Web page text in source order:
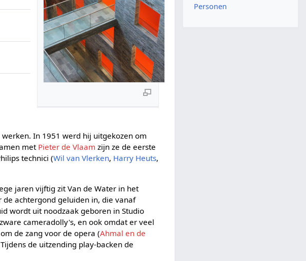
In 1951 werd hij uitgekozen om
met Pieter de Vlaam zijn ze de eerste
technici (Wil van Vlerken, Harry Heuts,
jaren vijftig zit Van de Water in het
achtergond geluiden in, die vanaf
wordt uit noodzaak geboren in Studio
cameradolly's, en ook omdat er veel
om de zang voor de opera (Ahmal en de
de uitzending play-backen de
Personen